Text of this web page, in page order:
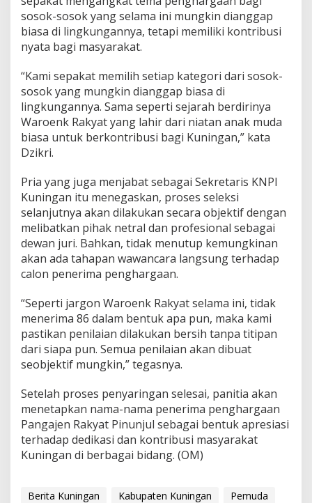
sosok-sosok yang selama ini mungkin dianggap
biasa di lingkungannya, tetapi memiliki kontribusi
nyata bagi masyarakat.
“Kami sepakat memilih setiap kategori dari sosok-
sosok yang mungkin dianggap biasa di
lingkungannya. Sama seperti sejarah berdirinya
Waroenk Rakyat yang lahir dari niatan anak muda
biasa untuk berkontribusi bagi Kuningan,” kata
Dzikri.
Pria yang juga menjabat sebagai Sekretaris KNPI
Kuningan itu menegaskan, proses seleksi
selanjutnya akan dilakukan secara objektif dengan
melibatkan pihak netral dan profesional sebagai
dewan juri. Bahkan, tidak menutup kemungkinan
akan ada tahapan wawancara langsung terhadap
calon penerima penghargaan.
“Seperti jargon Waroenk Rakyat selama ini, tidak
menerima 86 dalam bentuk apa pun, maka kami
pastikan penilaian dilakukan bersih tanpa titipan
dari siapa pun. Semua penilaian akan dibuat
seobjektif mungkin,” tegasnya.
Setelah proses penyaringan selesai, panitia akan
menetapkan nama-nama penerima penghargaan
Pangajen Rakyat Pinunjul sebagai bentuk apresiasi
terhadap dedikasi dan kontribusi masyarakat
Kuningan di berbagai bidang. (OM)
Berita Kuningan Kabupaten Kuningan
Pemuda